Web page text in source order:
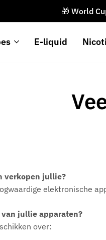
🎁 World
E-liquid
verkopen jullie?
elektronische
jullie apparaten?
over: